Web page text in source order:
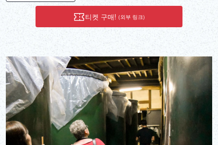
티켓 구매! (외부 링크)